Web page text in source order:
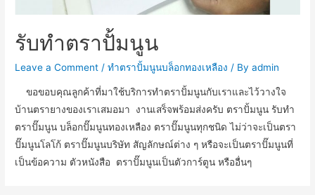
รับทำตราปั้มนูน
Leave a Comment /ทำตราปั้มนูนบล็อกทองเหลือง / Byadmin
ขอขอบคุณลูกค้าที่มาใช้บริการทำตราปั้มนูนกับเราและไว้วางใจ
บ้านตรายางของเราเสมอมา งานเสร็จพร้อมส่งครับ ตราปั้มนูน รับทำ
ตราปั๊มนูน บล็อกปั๊มนูนทองเหลือง ตราปั๊มนูนทุกชนิด ไม่ว่าจะเป็นตรา
ปั๊มนูนโลโก้ ตราปั๊มนูนบริษัท สัญลักษณ์ต่าง ๆ หรือจะเป็นตราปั๊มนูนที่
เป็นข้อความ ตัวหนังสือ ตราปั๊มนูนเป็นตัวการ์ตูน หรืออื่นๆ